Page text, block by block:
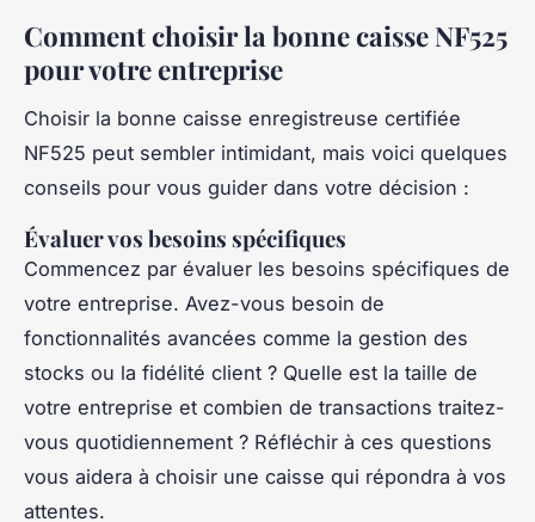
Comment choisir la bonne caisse NF525
pour votre entreprise
Choisir la bonne caisse enregistreuse certifiée
NF525 peut sembler intimidant, mais voici quelques
conseils pour vous guider dans votre décision :
Évaluer vos besoins spécifiques
Commencez par évaluer les besoins spécifiques de
votre entreprise. Avez-vous besoin de
fonctionnalités avancées comme la gestion des
stocks ou la fidélité client ? Quelle est la taille de
votre entreprise et combien de transactions traitez-
vous quotidiennement ? Réfléchir à ces questions
vous aidera à choisir une caisse qui répondra à vos
attentes.